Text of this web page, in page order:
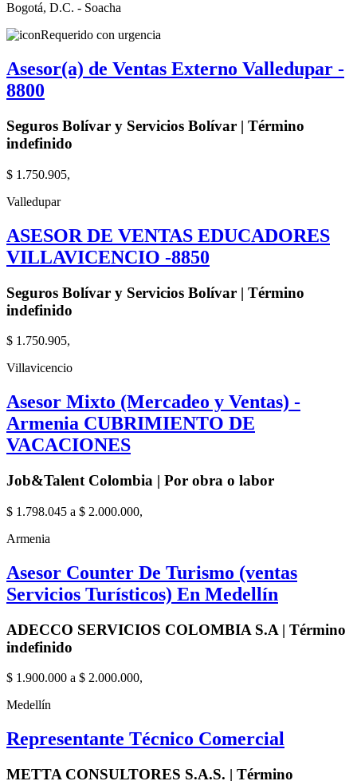
Bogotá, D.C. - Soacha
Requerido con urgencia
Asesor(a) de Ventas Externo Valledupar -
8800
Seguros Bolívar y Servicios Bolívar | Término
indefinido
$ 1.750.905,
Valledupar
ASESOR DE VENTAS EDUCADORES
VILLAVICENCIO -8850
Seguros Bolívar y Servicios Bolívar | Término
indefinido
$ 1.750.905,
Villavicencio
Asesor Mixto (Mercadeo y Ventas) -
Armenia CUBRIMIENTO DE
VACACIONES
Job&Talent Colombia | Por obra o labor
$ 1.798.045 a $ 2.000.000,
Armenia
Asesor Counter De Turismo (ventas
Servicios Turísticos) En Medellín
ADECCO SERVICIOS COLOMBIA S.A | Término
indefinido
$ 1.900.000 a $ 2.000.000,
Medellín
Representante Técnico Comercial
METTA CONSULTORES S.A.S. | Término